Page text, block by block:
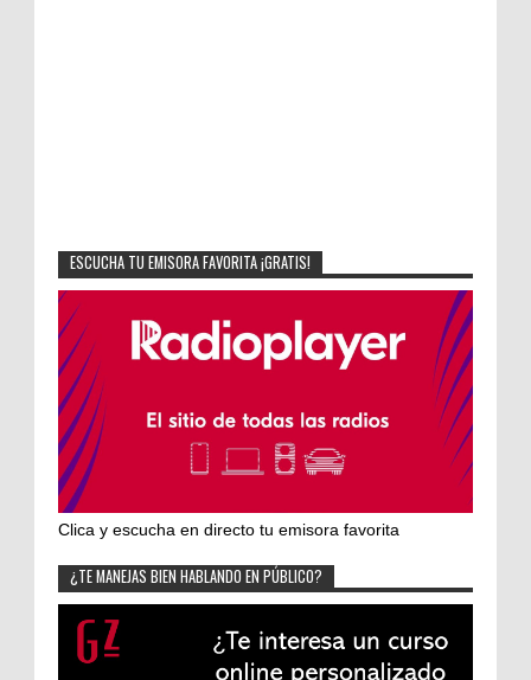
ESCUCHA TU EMISORA FAVORITA ¡GRATIS!
Clica y escucha en directo tu emisora favorita
¿TE MANEJAS BIEN HABLANDO EN PÚBLICO?